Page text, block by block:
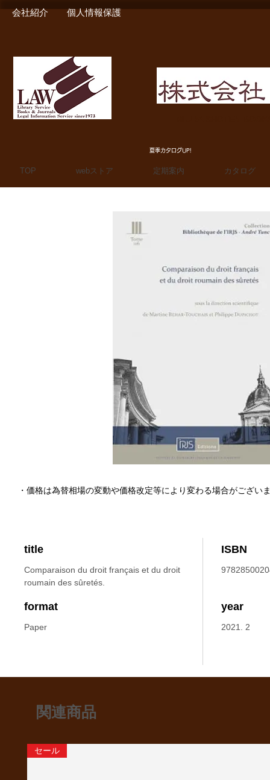
会社紹介 個人情報保護
夏季カタログUP!
TOP webストア 定期案内 カタログ
title
Comparaison du droit français et du droit
roumain des sûretés.
ISBN
format
Paper
year
2021. 2
・価格は為替相場の変動や価格改定等により変わる場合がござい
関連商品
セール